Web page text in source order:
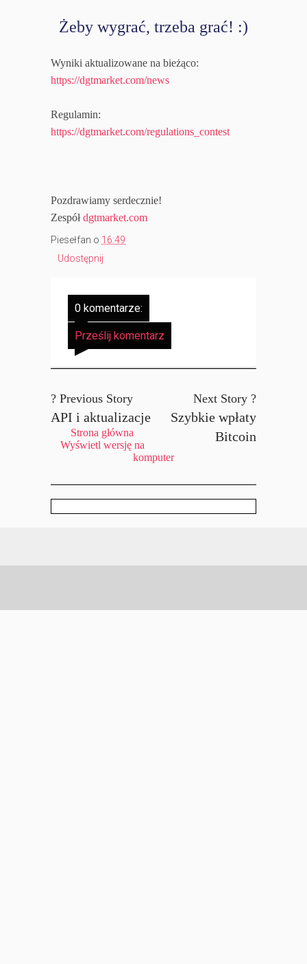
Żeby wygrać, trzeba grać! :)
Wyniki aktualizowane na bieżąco:
https://dgtmarket.com/news
Regulamin:
https://dgtmarket.com/regulations_contest
Pozdrawiamy serdecznie!
Zespółdgtmarket.com
Piesełfan o 16:49
Udostępnij
0 komentarze:
Prześlij komentarz
? Previous Story
API i aktualizacje
Next Story ?
Szybkie wpłaty
Bitcoin
Strona główna
Wyświetl wersję na
komputer